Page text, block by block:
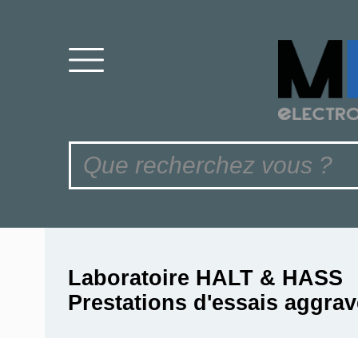
Laboratoire HALT & HASS
Prestations d'essais